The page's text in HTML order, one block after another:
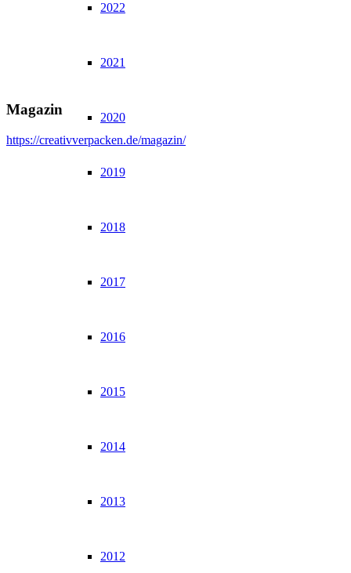
2022
2021
2020
2019
2018
2017
2016
2015
2014
2013
2012
Magazin
https://creativverpacken.de/magazin/